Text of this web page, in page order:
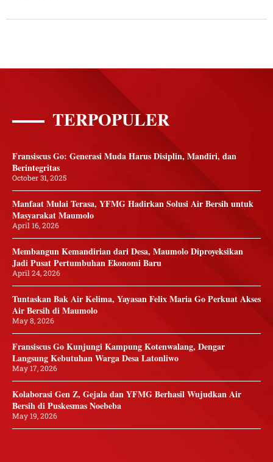
TERPOPULER
Fransiscus Go: Generasi Muda Harus Disiplin, Mandiri, dan
Berintegritas
October 31, 2025
Manfaat Mulai Terasa, YFMG Hadirkan Solusi Air Bersih untuk
Masyarakat Maumolo
April 16, 2026
Membangun Kemandirian dari Desa, Maumolo Diproyeksikan
Jadi Pusat Pertumbuhan Ekonomi Baru
April 24, 2026
Tuntaskan Bak Air Kelima, Yayasan Felix Maria Go Perkuat Akses
Air Bersih di Maumolo
May 8, 2026
Fransiscus Go Kunjungi Kampung Kotenwalang, Dengar
Langsung Kebutuhan Warga Desa Latonliwo
May 17, 2026
Kolaborasi Gen Z, Gejala dan YFMG Berhasil Wujudkan Air
Bersih di Puskesmas Noebeba
May 19, 2026